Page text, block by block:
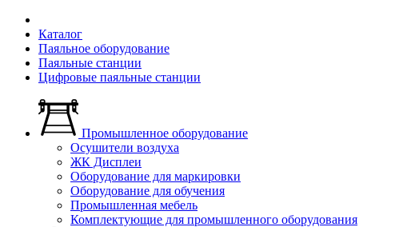
Каталог
Паяльное оборудование
Паяльные станции
Цифровые паяльные станции
Промышленное оборудование
Осушители воздуха
ЖК Дисплеи
Оборудование для маркировки
Оборудование для обучения
Промышленная мебель
Комплектующие для промышленного оборудования